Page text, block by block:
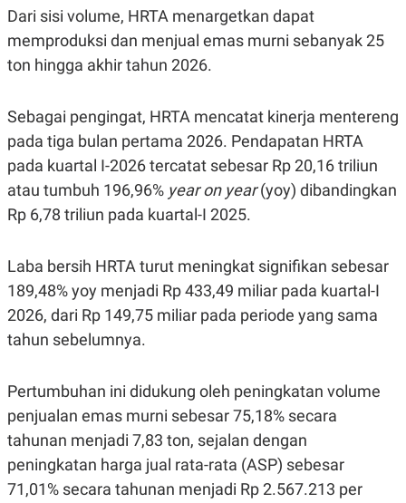
Dari sisi volume, HRTA menargetkan dapat
memproduksi dan menjual emas murni sebanyak 25
ton hingga akhir tahun 2026.
Sebagai pengingat, HRTA mencatat kinerja mentereng
pada tiga bulan pertama 2026. Pendapatan HRTA
pada kuartal I-2026 tercatat sebesar Rp 20,16 triliun
atau tumbuh 196,96% year on year(yoy) dibandingkan
Rp 6,78 triliun pada kuartal-I 2025.
Laba bersih HRTA turut meningkat signifikan sebesar
189,48% yoy menjadi Rp 433,49 miliar pada kuartal-I
2026, dari Rp 149,75 miliar pada periode yang sama
tahun sebelumnya.
Pertumbuhan ini didukung oleh peningkatan volume
penjualan emas murni sebesar 75,18% secara
tahunan menjadi 7,83 ton, sejalan dengan
peningkatan harga jual rata-rata (ASP) sebesar
71,01% secara tahunan menjadi Rp 2.567.213 per